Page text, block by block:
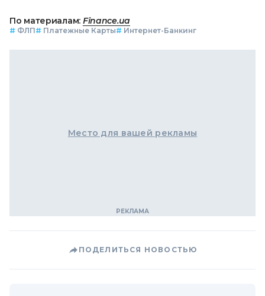
По материалам: Finance.ua
# ФЛП# Платежные Карты# Интернет-Банкинг
Место для вашей рекламы
ПОДЕЛИТЬСЯ НОВОСТЬЮ